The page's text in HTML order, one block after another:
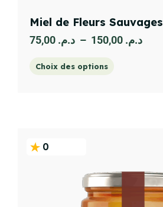
Miel de Fleurs Sauvages
د.م. – د.م.
Choix des options
0